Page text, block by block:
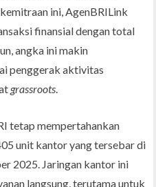
ini, AgenBRILink
finansial dengan total
angka ini makin
penggerak aktivitas
grassroots.
tetap mempertahankan
unit kantor yang tersebar di
2025. Jaringan kantor ini
langsung, terutama untuk